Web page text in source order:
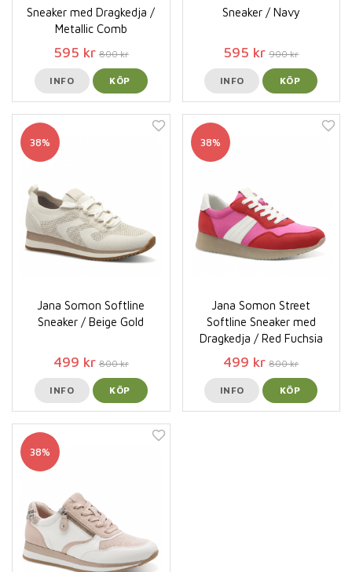
Sneaker med Dragkedja /
Metallic Comb
595 kr 800 kr
INFO KÖP
Sneaker / Navy
595 kr 900 kr
INFO KÖP
38%
Jana Somon Softline
Sneaker / Beige Gold
499 kr 800 kr
INFO KÖP
38%
Jana Somon Street
Softline Sneaker med
Dragkedja / Red Fuchsia
499 kr 800 kr
INFO KÖP
38%